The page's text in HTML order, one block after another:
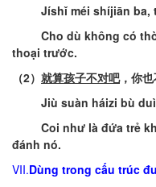
Jíshǐ méi shíjiān ba,
Cho dù không có
thoại trước.
（2） 就算孩子不对吧，你
Jiù suàn háizi bù duì
Coi như là đứa trẻ
đánh nó.
VII.Dùng trong cấu trúc